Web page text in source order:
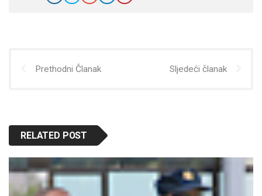
Prethodni Članak Sljedeći članak
RELATED POST